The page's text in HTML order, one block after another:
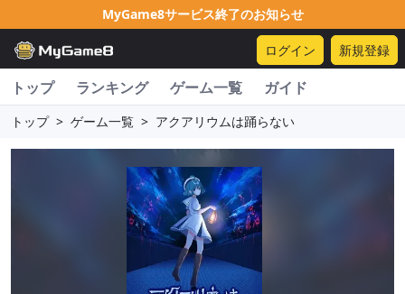
MyGame8サービス終了のお知らせ
ログイン 新規登録
トップ ランキング ゲーム一覧 ガイド
トップ > ゲーム一覧 > アクアリウムは踊らない